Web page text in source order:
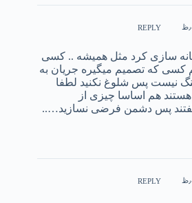
REPLY
سازی کرد مثل همیشه .. کسی
کسی که تصمیم میگیره جریان به
نیست پس شلوغ نکنید لطفا
هم اساسا چیزی از
پس دشمن فرضی نسازید…..
REPLY